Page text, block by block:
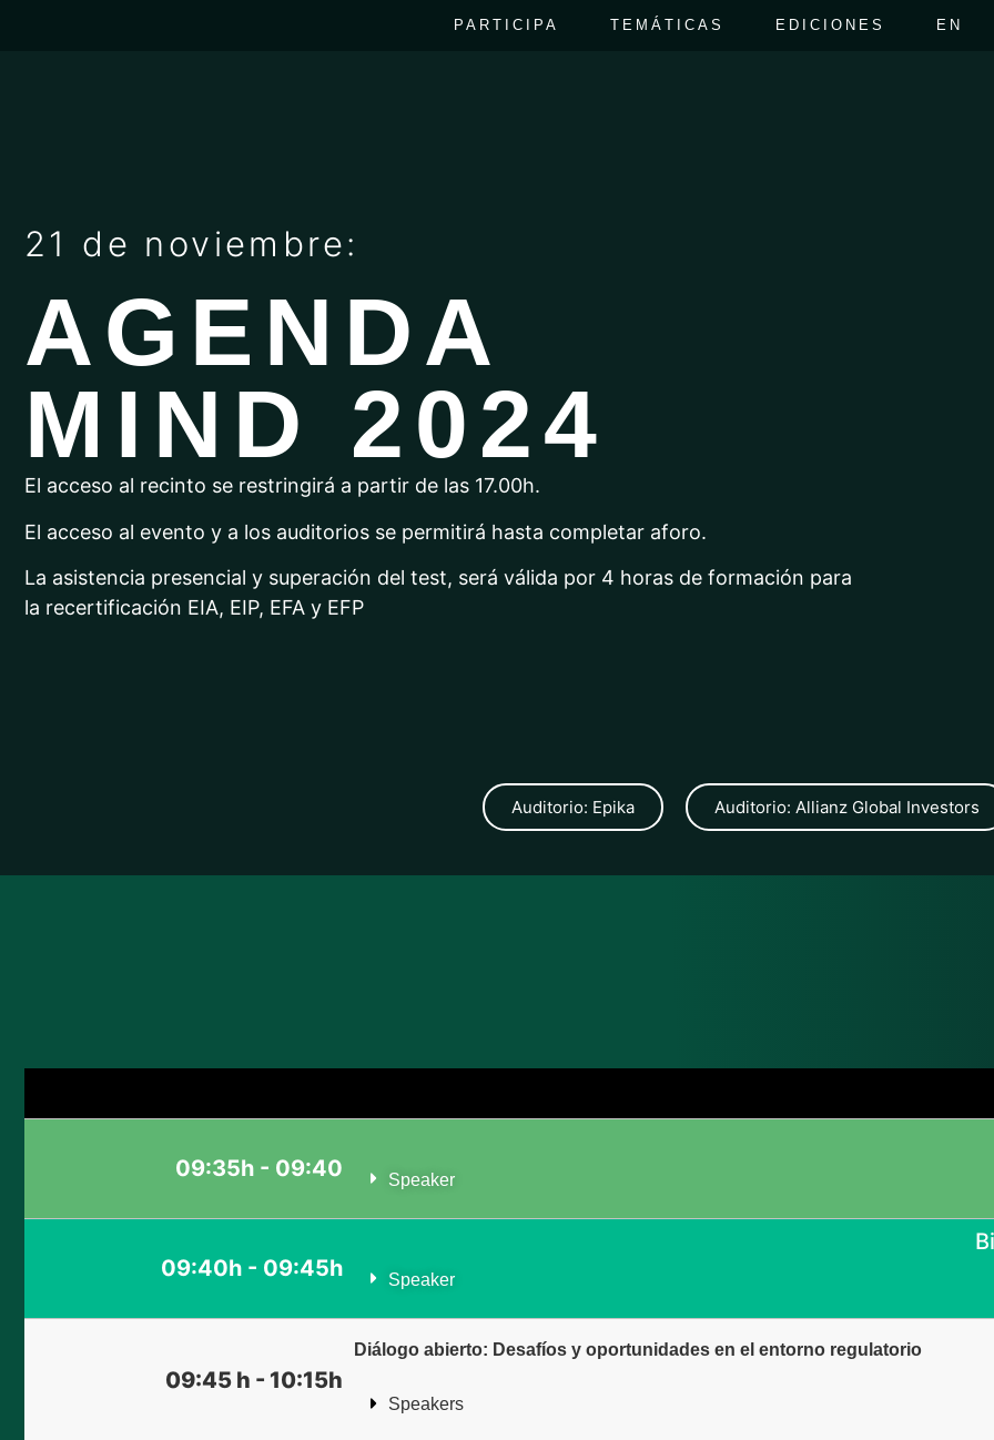
PARTICIPA TEMÁTICAS EDICIONES EN
21 de noviembre:
AGENDA
MIND 2024
El acceso al recinto se restringirá a partir de las 17.00h.
El acceso al evento y a los auditorios se permitirá hasta completar aforo.
La asistencia presencial y superación del test, será válida por 4 horas de formación para
la recertificación EIA, EIP, EFA y EFP
Auditorio: Epika Auditorio: Allianz Global Investors
09:35h - 09:40 Speaker
09:40h - 09:45h Speaker
09:45 h - 10:15h
Diálogo abierto: Desafíos y oportunidades en el entorno regulatorio
Speakers